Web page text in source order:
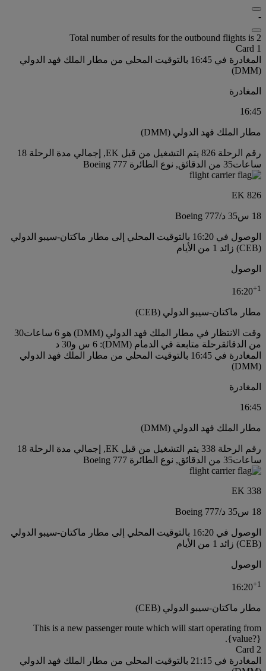
-
Total number of results for the outbound flights is 2
Card 1
المغادرة في 16:45 بالتوقيت المحلي من مطار الملك فهد الدولي
(DMM)
المغادرة
16:45
مطار الملك فهد الدولي (DMM)
رقم الرحلة 826 يتم التشغيل من قبل EK, إجمالي مدة الرحلة 18
ساعات35 من الدقائق, نوع الطائرة Boeing 777
EK 826
18 س 35 د /
Boeing 777
الوصول في 16:20 بالتوقيت المحلي إلى مطار ماكتان-سيبو الدولي
(CEB) زائد 1 من الأيام
الوصول
16:20+1
مطار ماكتان-سيبو الدولي (CEB)
وقت الانتظار في مطار الملك فهد الدولي (DMM) هو 6 ساعات30
من الدقائقرحلة متابعة في الدمام (DMM): 6 س و30 د
المغادرة في 16:45 بالتوقيت المحلي من مطار الملك فهد الدولي
(DMM)
المغادرة
16:45
مطار الملك فهد الدولي (DMM)
رقم الرحلة 338 يتم التشغيل من قبل EK, إجمالي مدة الرحلة 18
ساعات35 من الدقائق, نوع الطائرة Boeing 777
EK 338
18 س 35 د /
Boeing 777
الوصول في 16:20 بالتوقيت المحلي إلى مطار ماكتان-سيبو الدولي
(CEB) زائد 1 من الأيام
الوصول
16:20+1
مطار ماكتان-سيبو الدولي (CEB)
This is a new passenger route which will start operating from
{value?}.
Card 2
المغادرة في 21:15 بالتوقيت المحلي من مطار الملك فهد الدولي